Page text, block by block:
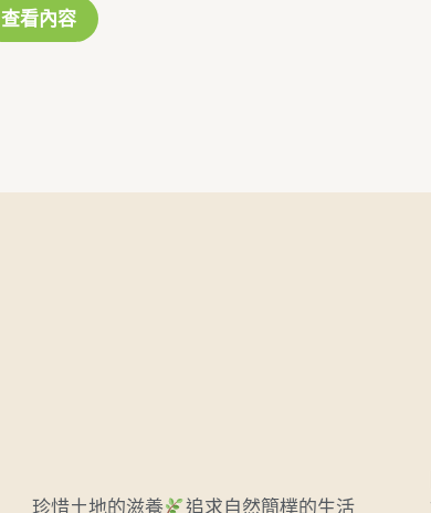
查看內容
珍惜土地的滋養 追求自然簡樸的生活